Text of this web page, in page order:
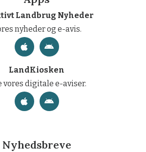
Landbrug Nyheder
nyheder og e-avis.
LandKiosken
vores digitale e-aviser.
Nyhedsbreve